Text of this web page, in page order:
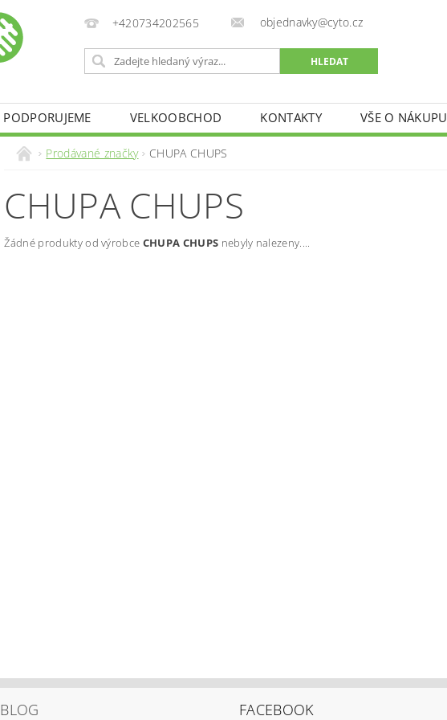
+420734202565 objednavky@cyto.cz
PODPORUJEME VELKOOBCHOD KONTAKTY VŠE O NÁKUPU
Prodávané značky CHUPA CHUPS
CHUPA CHUPS
Žádné produkty od výrobce CHUPA CHUPS nebyly nalezeny....
BLOG FACEBOOK